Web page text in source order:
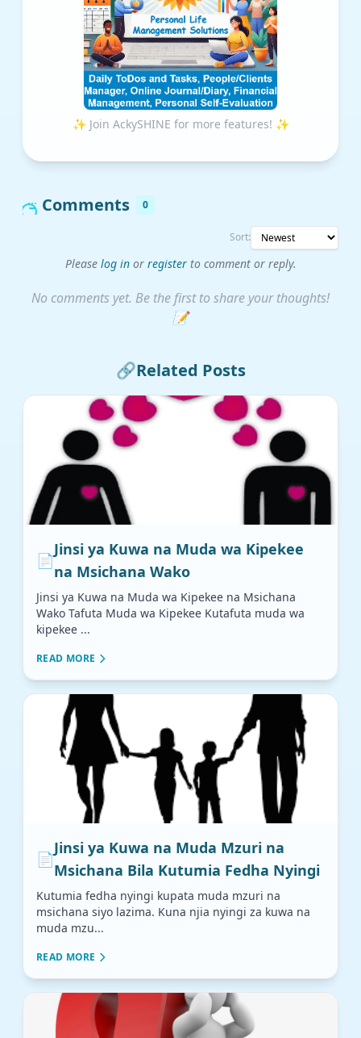
✨ Join AckySHINE for more features! ✨
Comments 0
Sort:
Please log inor registerto comment or reply.
No comments yet. Be the first to share your thoughts!
📝
🔗Related Posts
📄
Jinsi ya Kuwa na Muda wa Kipekee
na Msichana Wako
Jinsi ya Kuwa na Muda wa Kipekee na Msichana
Wako Tafuta Muda wa Kipekee Kutafuta muda wa
kipekee ...
READ MORE
📄
Jinsi ya Kuwa na Muda Mzuri na
Msichana Bila Kutumia Fedha Nyingi
Kutumia fedha nyingi kupata muda mzuri na
msichana siyo lazima. Kuna njia nyingi za kuwa na
muda mzu...
READ MORE